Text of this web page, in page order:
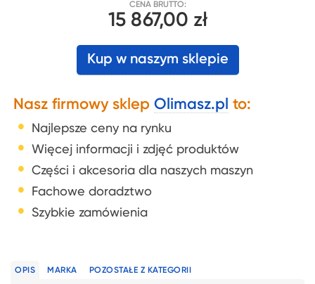
CENA BRUTTO:
15 867,00 zł
Kup w naszym sklepie
Nasz firmowy sklep Olimasz.pl to:
Najlepsze ceny na rynku
Więcej informacji i zdjęć produktów
Części i akcesoria dla naszych maszyn
Fachowe doradztwo
Szybkie zamówienia
OPIS MARKA POZOSTAŁE Z KATEGORII